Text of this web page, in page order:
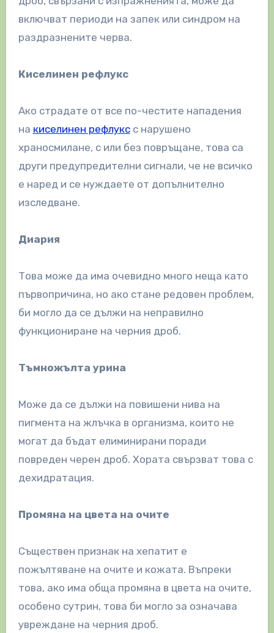
включват периоди на запек или синдром на
раздразнените черва.
Киселинен рефлукс
Ако страдате от все по-честите нападения
на киселинен рефлуксс нарушено
храносмилане, с или без повръщане, това са
други предупредителни сигнали, че не всичко
е наред и се нуждаете от допълнително
изследване.
Диария
Това може да има очевидно много неща като
първопричина, но ако стане редовен проблем,
би могло да се дължи на неправилно
функциониране на черния дроб.
Тъмножълта урина
Може да се дължи на повишени нива на
пигмента на жлъчка в организма, които не
могат да бъдат елиминирани поради
повреден черен дроб. Хората свързват това с
дехидратация.
Промяна на цвета на очите
Съществен признак на хепатит е
пожълтяване на очите и кожата. Въпреки
това, ако има обща промяна в цвета на очите,
особено сутрин, това би могло за означава
увреждане на черния дроб.